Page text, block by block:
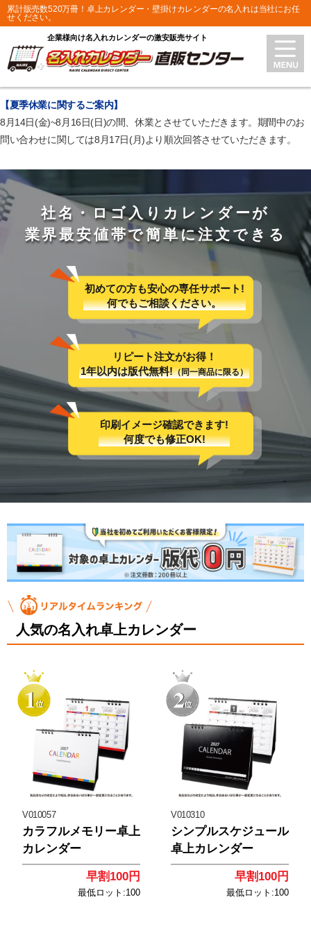
累計販売数520万冊！卓上カレンダー・壁掛けカレンダーの名入れは当社にお任
せください。
企業様向け名入れカレンダーの激安販売サイト
【夏季休業に関するご案内】
8月14日(金)~8月16日(日)の間、休業とさせていただきます。期間中のお
問い合わせに関しては8月17日(月)より順次回答させていただきます。
社名・ロゴ入りカレンダーが
業界最安値帯で簡単に注文できる
初めての方も安心の専任サポート!
何でもご相談ください。
リピート注文がお得！
1年以内は版代無料!（同一商品に限る）
印刷イメージ確認できます!
何度でも修正OK!
人気の名入れ卓上カレンダー
<
V010057
カラフルメモリー卓上
カレンダー
早割100円
最低ロット:100
<
V010310
シンプルスケジュール
卓上カレンダー
早割100円
最低ロット:100